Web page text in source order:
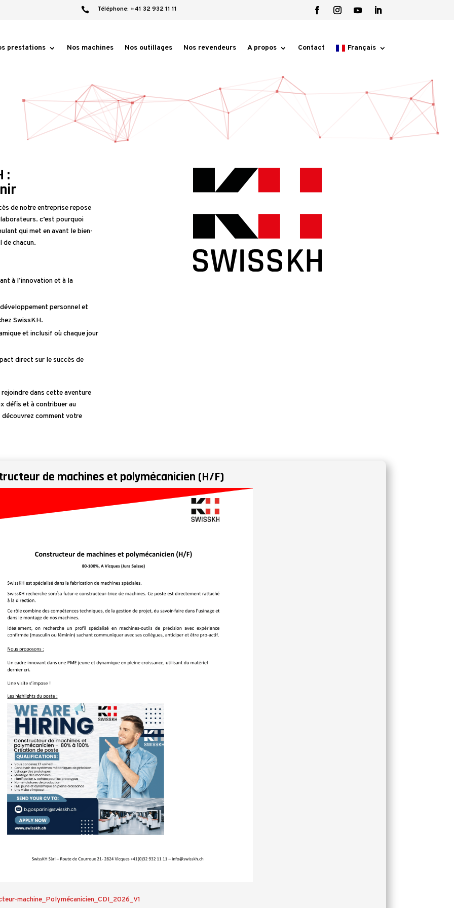
 Téléphone: +41 32 932 11 11
prestations Nos machines Nos outillages Nos revendeurs A propos Contact Français
:
de notre entreprise repose
c’est pourquoi
qui met en avant le bien-
chacun.
à l’innovation et à la
personnel et
SwissKH.
et inclusif où chaque jour
direct sur le succès de
dans cette aventure
défis et à contribuer au
comment votre
de machines et polymécanicien (H/F)
machine_Polymécanicien_CDI_2026_V1